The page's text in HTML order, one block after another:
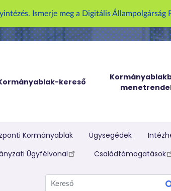
r
t
a
o
r
Ismerje meg a Digitális Állampolgárság
kereső
Kormányablak Ügysegédek
Ügyfélvonal Családtámogatások
Kereső